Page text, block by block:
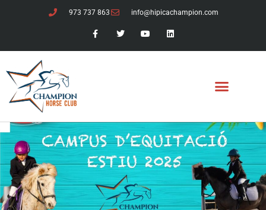
973 737 863 info@hipicachampion.com